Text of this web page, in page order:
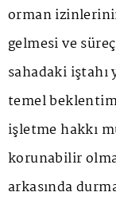
orman
gelmesi ve
sahadaki iştahı
temel
işletme hakkı
korunabilir
arkasında